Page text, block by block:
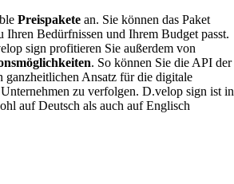
Preispakete an. Sie können das Paket
Ihren Bedürfnissen und Ihrem Budget passt.
sign profitieren Sie außerdem von
. So können Sie die API der
ganzheitlichen Ansatz für die digitale
zu verfolgen. D.velop sign ist in
auf Deutsch als auch auf Englisch